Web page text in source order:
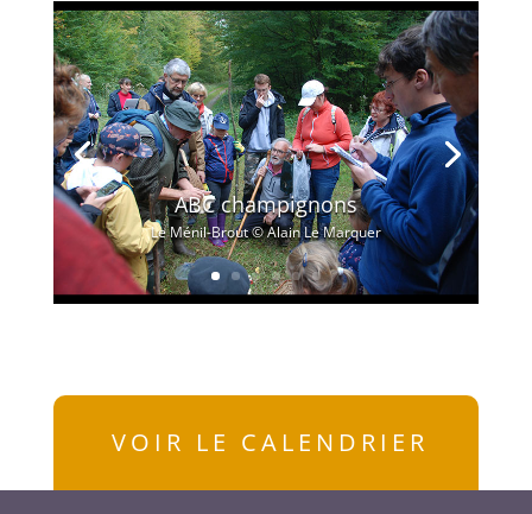
ABC champignons
Le Ménil-Brout © Alain Le Marquer
VOIR LE CALENDRIER